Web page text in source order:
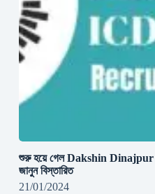
শুরু হয়ে গেল Dakshin Dinajpur
জানুন বিস্তারিত
21/01/2024